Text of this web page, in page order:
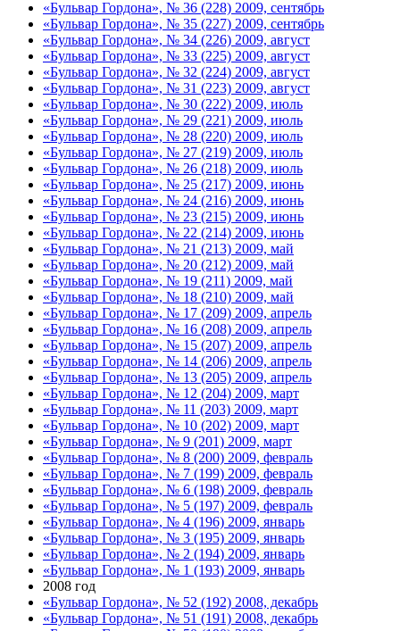
«Бульвар Гордона», № 36 (228) 2009, сентябрь
«Бульвар Гордона», № 35 (227) 2009, сентябрь
«Бульвар Гордона», № 34 (226) 2009, август
«Бульвар Гордона», № 33 (225) 2009, август
«Бульвар Гордона», № 32 (224) 2009, август
«Бульвар Гордона», № 31 (223) 2009, август
«Бульвар Гордона», № 30 (222) 2009, июль
«Бульвар Гордона», № 29 (221) 2009, июль
«Бульвар Гордона», № 28 (220) 2009, июль
«Бульвар Гордона», № 27 (219) 2009, июль
«Бульвар Гордона», № 26 (218) 2009, июль
«Бульвар Гордона», № 25 (217) 2009, июнь
«Бульвар Гордона», № 24 (216) 2009, июнь
«Бульвар Гордона», № 23 (215) 2009, июнь
«Бульвар Гордона», № 22 (214) 2009, июнь
«Бульвар Гордона», № 21 (213) 2009, май
«Бульвар Гордона», № 20 (212) 2009, май
«Бульвар Гордона», № 19 (211) 2009, май
«Бульвар Гордона», № 18 (210) 2009, май
«Бульвар Гордона», № 17 (209) 2009, апрель
«Бульвар Гордона», № 16 (208) 2009, апрель
«Бульвар Гордона», № 15 (207) 2009, апрель
«Бульвар Гордона», № 14 (206) 2009, апрель
«Бульвар Гордона», № 13 (205) 2009, апрель
«Бульвар Гордона», № 12 (204) 2009, март
«Бульвар Гордона», № 11 (203) 2009, март
«Бульвар Гордона», № 10 (202) 2009, март
«Бульвар Гордона», № 9 (201) 2009, март
«Бульвар Гордона», № 8 (200) 2009, февраль
«Бульвар Гордона», № 7 (199) 2009, февраль
«Бульвар Гордона», № 6 (198) 2009, февраль
«Бульвар Гордона», № 5 (197) 2009, февраль
«Бульвар Гордона», № 4 (196) 2009, январь
«Бульвар Гордона», № 3 (195) 2009, январь
«Бульвар Гордона», № 2 (194) 2009, январь
«Бульвар Гордона», № 1 (193) 2009, январь
2008 год
«Бульвар Гордона», № 52 (192) 2008, декабрь
«Бульвар Гордона», № 51 (191) 2008, декабрь